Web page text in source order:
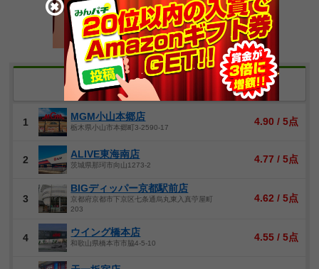
全国 営業評価ランキング
※過去1年間に一定数の評価があったホール
1 MGM小山本郷店
栃木県小山市本郷町3-2590-17
4.90 / 5点
2 ALIVE東海南店
茨城県那珂市向山1273-2
4.77 / 5点
3
BIGディッパー京都駅前店
京都府京都市下京区七条通烏丸東入真苧屋町
203
4.62 / 5点
4 ウイング橋本店
和歌山県橋本市市脇4-5-10
4.55 / 5点